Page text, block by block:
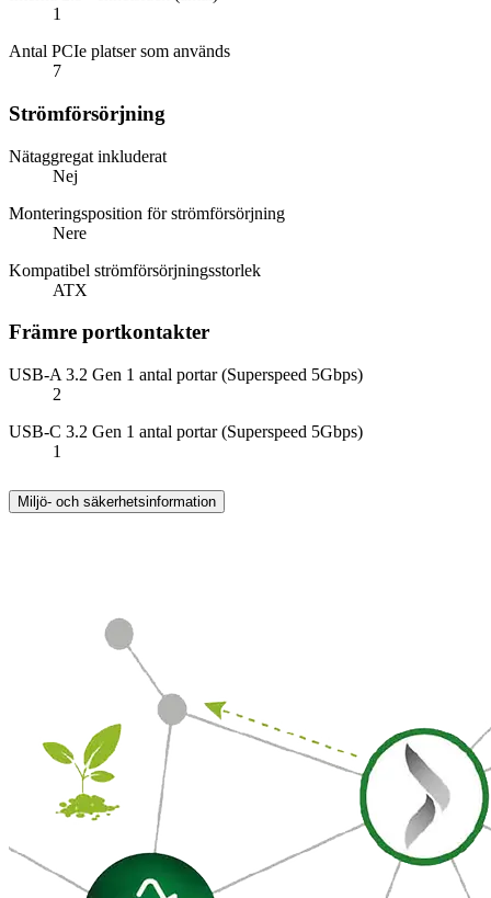
1
Antal PCIe platser som används
7
Strömförsörjning
Nätaggregat inkluderat
Nej
Monteringsposition för strömförsörjning
Nere
Kompatibel strömförsörjningsstorlek
ATX
Främre portkontakter
USB-A 3.2 Gen 1 antal portar (Superspeed 5Gbps)
2
USB-C 3.2 Gen 1 antal portar (Superspeed 5Gbps)
1
Miljö- och säkerhetsinformation